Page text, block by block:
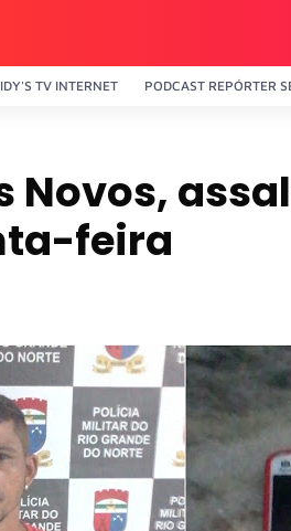
TV INTERNET PODCAST REPÓRTER
Novos,
feira